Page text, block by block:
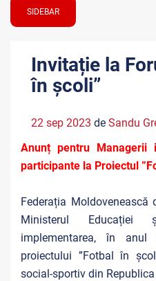
SIDEBAR
Invitație la
în școli”
22 sep 2023 de Sandu
Anunț pentru Managerii
participante la Proiectul
Federația
Ministerul Educației
implementarea, în
proiectului ”Fotbal în
social-sportiv din